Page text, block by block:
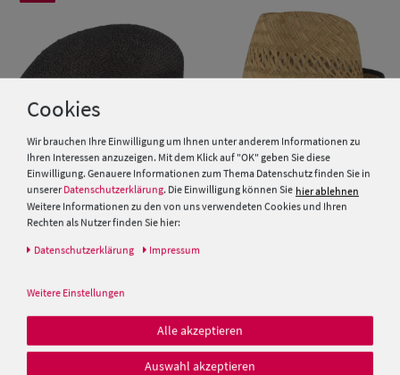
Schiebermütze aus Stroh von
Hut-Breiter
25,00 €
Kinder Strohhut Trilby mit
Cookies
Wir brauchen Ihre Einwilligung um Ihnen unter anderem Informationen zu
Ihren Interessen anzuzeigen. Mit dem Klick auf "OK" geben Sie diese
Einwilligung. Genauere Informationen zum Thema Datenschutz finden Sie in
unsererDatenschutzerklärung. Die Einwilligung können Sie hier ablehnen
Weitere Informationen zu den von uns verwendeten Cookies und Ihren
Rechten als Nutzer finden Sie hier:
Daten­schutz­erklärung Impressum
Weitere Einstellungen
Alle akzeptieren
Auswahl akzeptieren